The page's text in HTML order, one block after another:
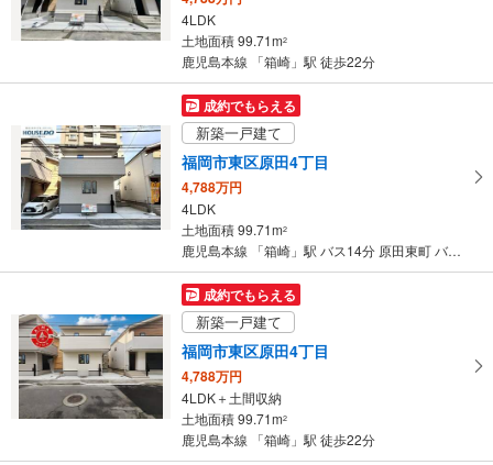
ジ
に
存
る
4LDK
土地面積 99.71m2
鹿児島本線 「箱崎」駅 徒歩22分
成約でもらえる
新築一戸建て
福岡市東区原田4丁目
4,788万円
4LDK
土地面積 99.71m2
鹿児島本線 「箱崎」駅 バス14分 原田東町 バス停下車 徒歩3分
成約でもらえる
新築一戸建て
福岡市東区原田4丁目
4,788万円
4LDK＋土間収納
土地面積 99.71m2
鹿児島本線 「箱崎」駅 徒歩22分